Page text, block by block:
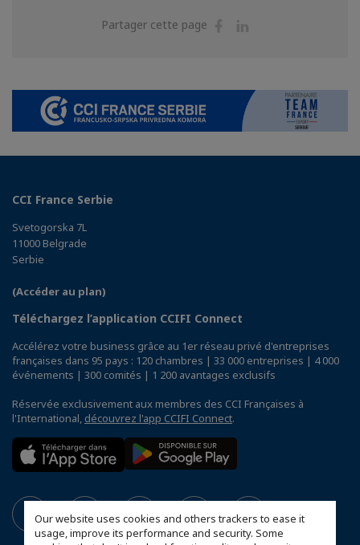
Our website uses cookies and others trackers to ease it
usage, improve its performance and security. Some
Partager cette page
Partager
CCI France Serbie
Svetogorska 7L
11000 Belgrade
Serbie
(Accéder au plan)
Téléchargez l’application CCIFI Connect
Accélérez votre business grâce au 1er réseau privé d'entreprises
françaises dans 95 pays : 120 chambres | 33 000 entreprises | 4 000
événements | 300 comités | 1 200 avantages exclusifs
Réservée exclusivement aux membres des CCI Françaises à
l'International, découvrez l'app CCIFI Connect.